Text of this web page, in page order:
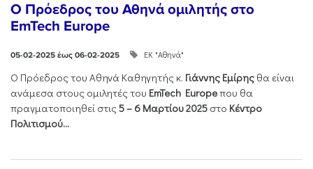
O Πρόεδρος του Αθηνά ομιλητής στο
EmTech Europe
05-02-2025 έως 06-02-2025 ΕΚ "Αθηνά"
Ο Πρόεδρος του Αθηνά Καθηγητής κ. Γιάννης Εμίρης θα είναι
ανάμεσα στους ομιλητές του EmTech Europeπου θα
πραγματοποιηθεί στις5 – 6 Μαρτίου 2025 στο Κέντρο
Πολιτισμού...